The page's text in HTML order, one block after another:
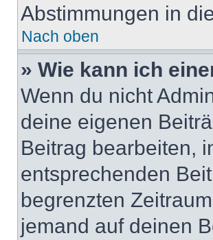
Abstimmungen in
Nach oben
» Wie kann ich
Wenn du nicht
deine eigenen
Beitrag bearbeiten,
entsprechenden
begrenzten
jemand auf deinen